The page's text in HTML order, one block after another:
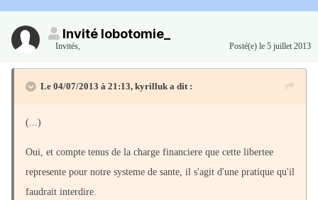
Invité lobotomie_
Invités, Posté(e) le 5 juillet 2013
Le 04/07/2013 à 21:13, kyrilluk a dit :
(...)
Oui, et compte tenus de la charge financiere que cette libertee
represente pour notre systeme de sante, il s'agit d'une pratique qu'il
faudrait interdire.